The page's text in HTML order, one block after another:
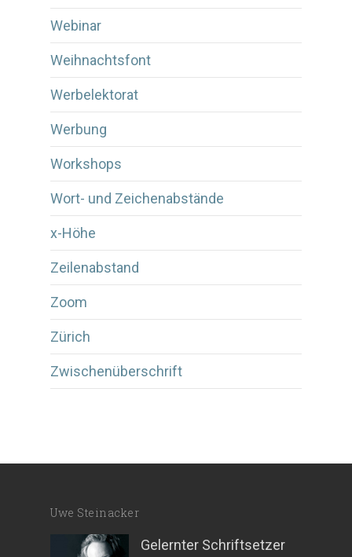
Webinar
Weihnachtsfont
Werbelektorat
Werbung
Workshops
Wort- und Zeichenabstände
x-Höhe
Zeilenabstand
Zoom
Zürich
Zwischenüberschrift
Uwe Steinacker
Gelernter Schriftsetzer